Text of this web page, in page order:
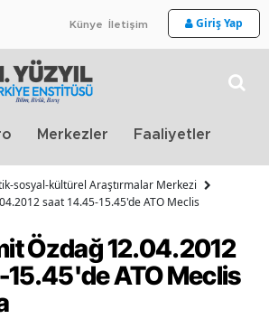
Künye İletişim Giriş Yap
Merkezler Faaliyetler
sosyal-kültürel Araştırmalar Merkezi
saat 14.45-15.45'de ATO Meclis
Özdağ 12.04.2012
ATO Meclis